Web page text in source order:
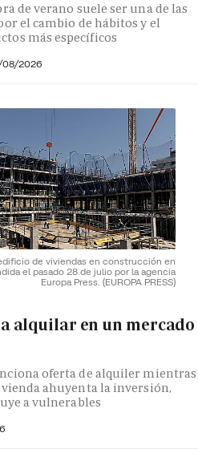
de verano suele ser una de las
el cambio de hábitos y el
más específicos
08/2026
de viviendas en construcción en
el pasado 28 de julio por la agencia
Europa Press. (EUROPA PRESS)
alquilar en un mercado
oferta de alquiler mientras
ahuyenta la inversión,
a vulnerables